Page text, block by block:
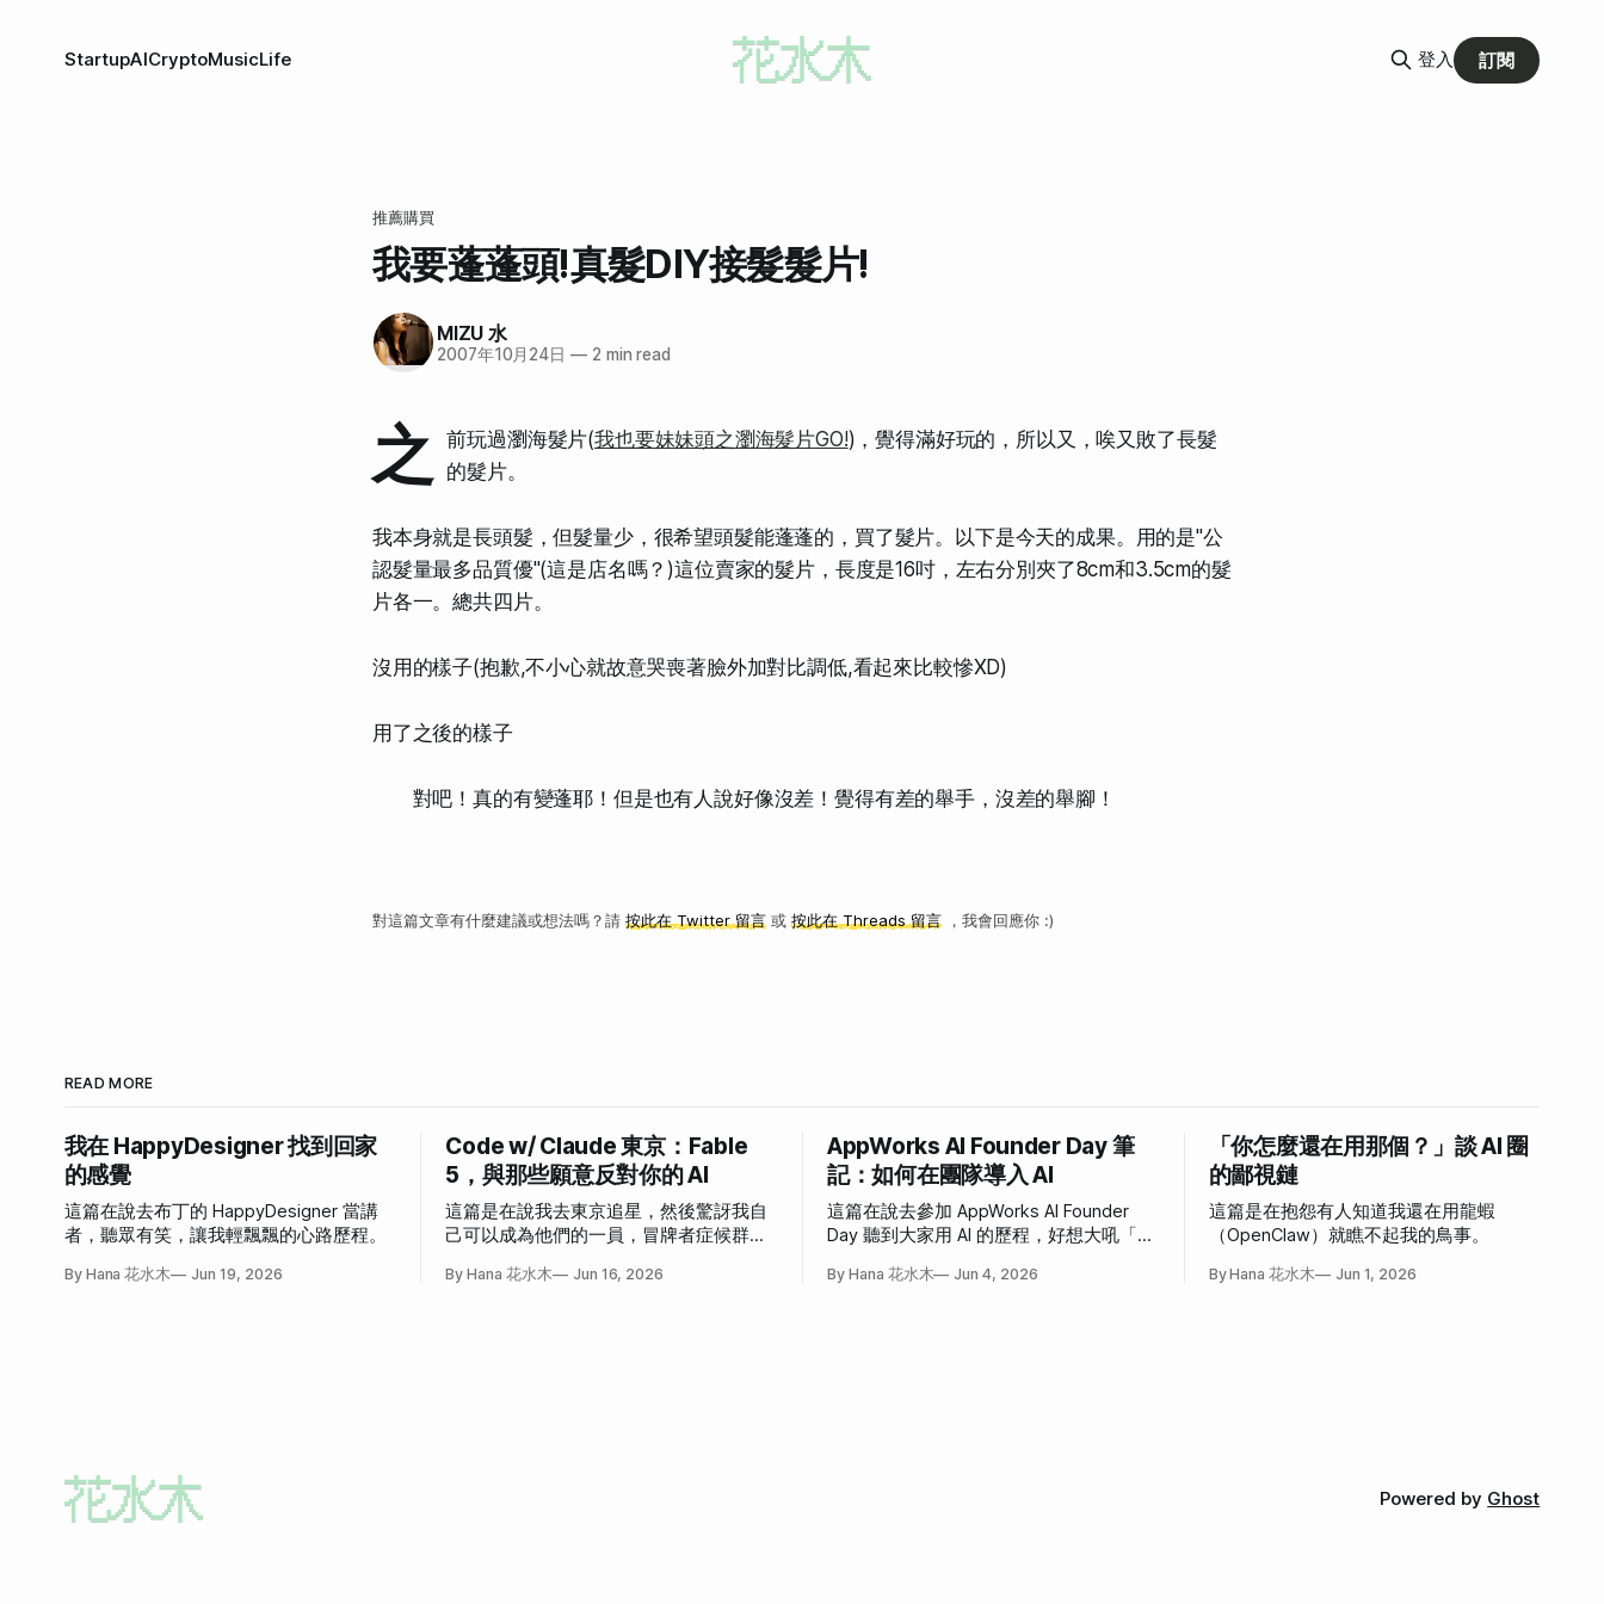
StartupAICryptoMusicLife 登入 訂閱
推薦購買
我要蓬蓬頭!真髮DIY接髮髮片!
MIZU 水
2007年10月24日 —2 min read
之 前玩過瀏海髮片(我也要妹妹頭之瀏海髮片GO!)，覺得滿好玩的，所以又，唉又敗了長髮
的髮片。
我本身就是長頭髮，但髮量少，很希望頭髮能蓬蓬的，買了髮片。以下是今天的成果。用的是"公
認髮量最多品質優"(這是店名嗎？)這位賣家的髮片，長度是16吋，左右分別夾了8cm和3.5cm的髮
片各一。總共四片。
沒用的樣子(抱歉,不小心就故意哭喪著臉外加對比調低,看起來比較慘XD)
用了之後的樣子
對吧！真的有變蓬耶！但是也有人說好像沒差！覺得有差的舉手，沒差的舉腳！
對這篇文章有什麼建議或想法嗎？請 按此在 Twitter 留言 或 按此在 Threads 留言 ，我會回應你 :)
READ MORE
我在 HappyDesigner 找到回家
的感覺
這篇在說去布丁的 HappyDesigner 當講
者，聽眾有笑，讓我輕飄飄的心路歷程。
By Hana 花水木 Jun 19, 2026
Code w/ Claude 東京：Fable
5，與那些願意反對你的 AI
這篇是在說我去東京追星，然後驚訝我自
己可以成為他們的一員，冒牌者症候群大
By Hana 花水木 Jun 16, 2026
AppWorks AI Founder Day 筆
記：如何在團隊導入 AI
這篇在說去參加 AppWorks AI Founder
Day 聽到大家用 AI 的歷程，好想大吼「我
By Hana 花水木 Jun 4, 2026
「你怎麼還在用那個？」談 AI 圈
的鄙視鏈
這篇是在抱怨有人知道我還在用龍蝦
（OpenClaw）就瞧不起我的鳥事。
By Hana 花水木 Jun 1, 2026
Powered by Ghost